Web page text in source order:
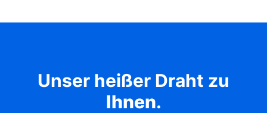
Unser heißer Draht zu
Ihnen.